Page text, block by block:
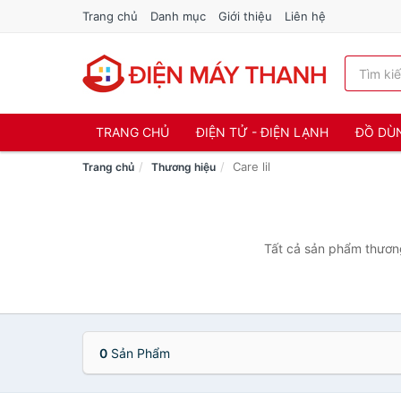
Trang chủ Danh mục Giới thiệu Liên hệ
TRANG CHỦ ĐIỆN TỬ - ĐIỆN LẠNH ĐỒ
Trang chủ Thương hiệu Care lil
Tất cả sản phẩm
0 Sản Phẩm